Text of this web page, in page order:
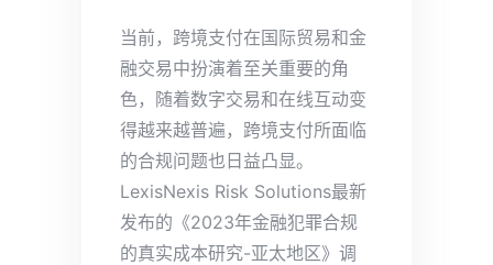
当前，跨境支付在国际贸易和金
融交易中扮演着至关重要的角
色，随着数字交易和在线互动变
得越来越普遍，跨境支付所面临
的合规问题也日益凸显。
LexisNexis Risk Solutions最新
发布的《2023年金融犯罪合规
的真实成本研究-亚太地区》调